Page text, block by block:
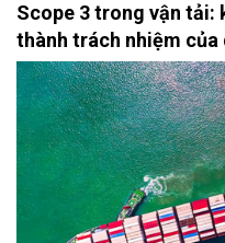
Scope 3 trong vận tải:
thành trách nhiệm của